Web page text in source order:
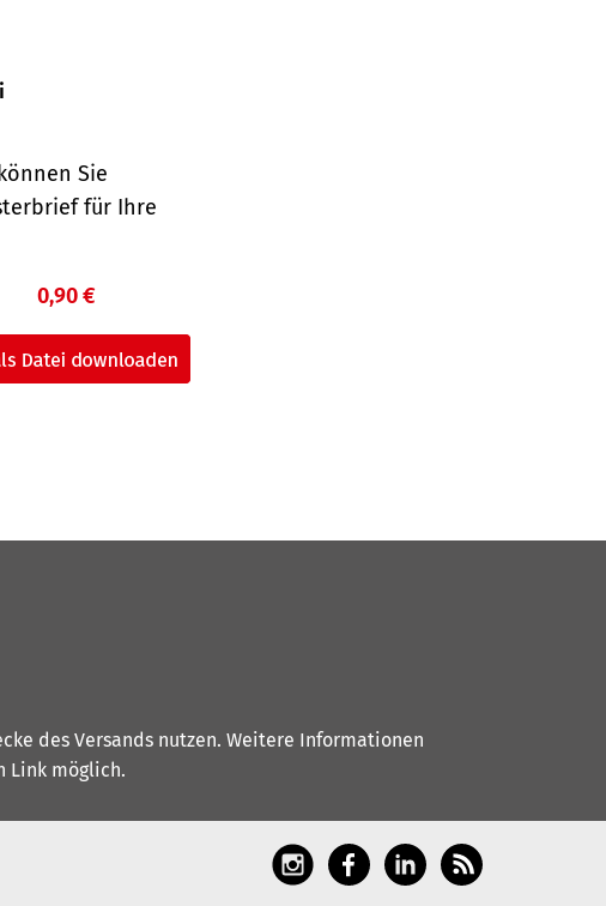
Sie
für Ihre
0,90 €
des Versands nutzen. Weitere Informationen
Link möglich.